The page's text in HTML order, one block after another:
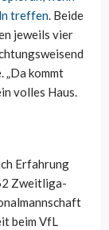
treffen. Beide
jeweils vier
„Da kommt
volles Haus.
Erfahrung
Zweitliga-
beim VfL